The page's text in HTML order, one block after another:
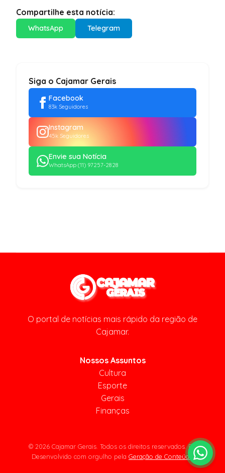
Compartilhe esta notícia:
WhatsApp Telegram
Siga o Cajamar Gerais
Facebook
83k Seguidores
Instagram
45k Seguidores
Envie sua Notícia
WhatsApp (11) 97257-2828
O portal de notícias mais rápido da região de
Cajamar.
Nossos Assuntos
Cultura
Esporte
Gerais
Finanças
© 2026 Cajamar Gerais. Todos os direitos reservados. BR
Desenvolvido com orgulho pela Geração de Conteúdo